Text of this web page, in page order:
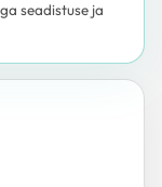
seadistuse ja